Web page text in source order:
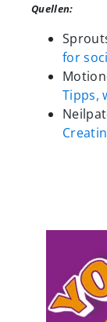
Quellen:
for
Tipps,